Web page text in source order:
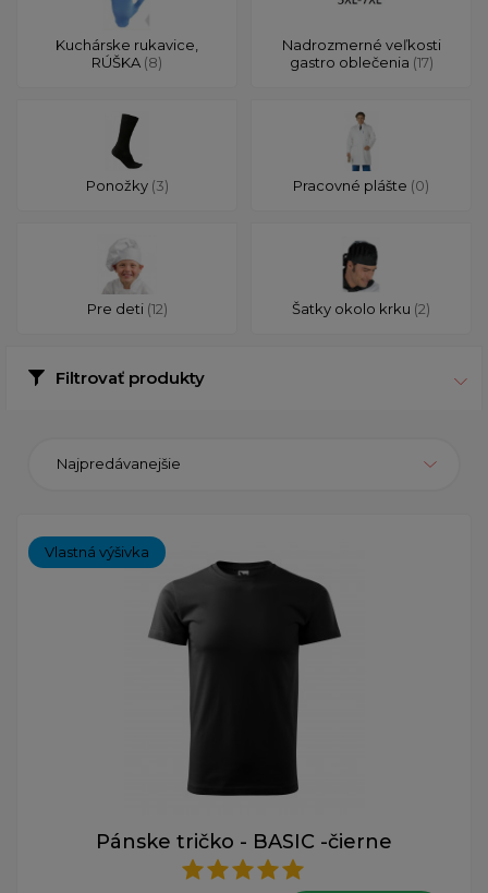
Kuchárske rukavice,
RÚŠKA (8)
Nadrozmerné veľkosti
gastro oblečenia (17)
Ponožky (3) Pracovné plášte (0)
Pre deti (12) Šatky okolo krku (2)
Filtrovať produkty
Najpredávanejšie
Vlastná výšivka
Pánske tričko - BASIC -čierne